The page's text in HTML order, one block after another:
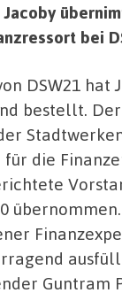
bei
DSW21 hat
bestellt.
die
übernommen.
Guntram